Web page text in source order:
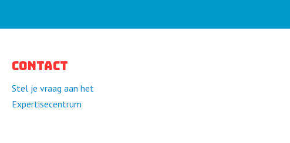
Contact
Stel je vraag aan het
Expertisecentrum